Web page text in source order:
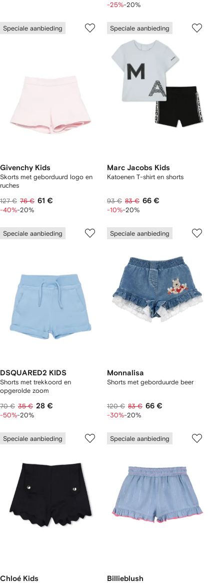
-25%-20%
Speciale aanbieding
Givenchy Kids
Skorts met geborduurd logo en
ruches
127 € 76 € 61 €
-40%-20%
Speciale aanbieding
Marc Jacobs Kids
Katoenen T-shirt en shorts
93 € 83 € 66 €
-10%-20%
Speciale aanbieding
DSQUARED2 KIDS
Shorts met trekkoord en
opgerolde zoom
70 € 35 € 28 €
-50%-20%
Speciale aanbieding
Monnalisa
Shorts met geborduurde beer
120 € 83 € 66 €
-30%-20%
Speciale aanbieding
Chloé Kids
Speciale aanbieding
Billieblush